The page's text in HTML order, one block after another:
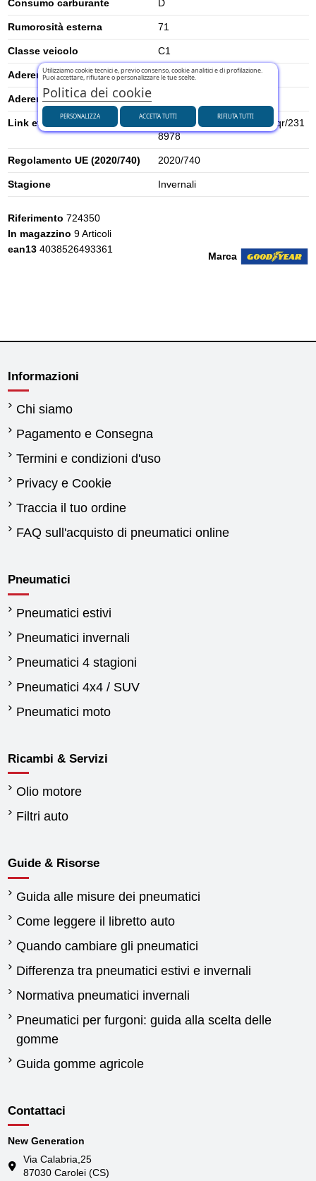
Consumo carburante D
Rumorosità esterna 71
Classe veicolo C1
Aderenza su neve 1
Aderenza su ghiaccio
Link etichetta energetica UE
https://eprel.ec.europa.eu/qr/231
8978
Regolamento UE (2020/740) 2020/740
Stagione Invernali
Marca
Riferimento 724350
In magazzino 9 Articoli
ean13 4038526493361
Informazioni
Chi siamo
Pagamento e Consegna
Termini e condizioni d'uso
Privacy e Cookie
Traccia il tuo ordine
FAQ sull'acquisto di pneumatici online
Pneumatici
Pneumatici estivi
Pneumatici invernali
Pneumatici 4 stagioni
Pneumatici 4x4 / SUV
Pneumatici moto
Ricambi & Servizi
Olio motore
Filtri auto
Guide & Risorse
Guida alle misure dei pneumatici
Come leggere il libretto auto
Quando cambiare gli pneumatici
Differenza tra pneumatici estivi e invernali
Normativa pneumatici invernali
Pneumatici per furgoni: guida alla scelta delle
gomme
Guida gomme agricole
Contattaci
New Generation
Via Calabria,25
87030 Carolei (CS)
Utilizziamo cookie tecnici e, previo consenso, cookie analitici e di profilazione.
Puoi accettare, rifiutare o personalizzare le tue scelte.
Politica dei cookie
PERSONALIZZA RIFIUTA TUTTI
ACCETTA TUTTI